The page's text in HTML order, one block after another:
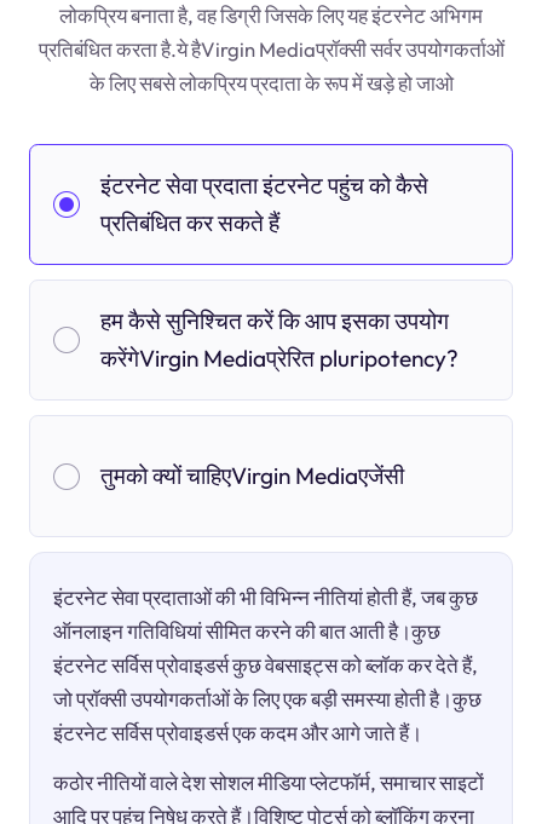
लोकप्रिय बनाता है, वह डिग्री जिसके लिए यह इंटरनेट अभिगम
प्रतिबंधित करता है.ये हैVirgin Mediaप्रॉक्सी सर्वर उपयोगकर्ताओं
के लिए सबसे लोकप्रिय प्रदाता के रूप में खड़े हो जाओ
इंटरनेट सेवा प्रदाता इंटरनेट पहुंच को कैसे
प्रतिबंधित कर सकते हैं
हम कैसे सुनिश्चित करें कि आप इसका उपयोग
करेंगेVirgin Mediaप्रेरित pluripotency?
तुमको क्यों चाहिएVirgin Mediaएजेंसी
इंटरनेट सेवा प्रदाताओं की भी विभिन्न नीतियां होती हैं, जब कुछ
ऑनलाइन गतिविधियां सीमित करने की बात आती है।कुछ
इंटरनेट सर्विस प्रोवाइडर्स कुछ वेबसाइट्स को ब्लॉक कर देते हैं,
जो प्रॉक्सी उपयोगकर्ताओं के लिए एक बड़ी समस्या होती है।कुछ
इंटरनेट सर्विस प्रोवाइडर्स एक कदम और आगे जाते हैं।
कठोर नीतियों वाले देश सोशल मीडिया प्लेटफॉर्म, समाचार साइटों
आदि पर पहुंच निषेध करते हैं।विशिष्ट पोर्ट्स को ब्लॉकिंग करना